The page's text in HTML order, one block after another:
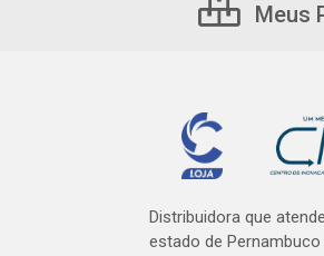
Meus
Distribuidora que
estado de